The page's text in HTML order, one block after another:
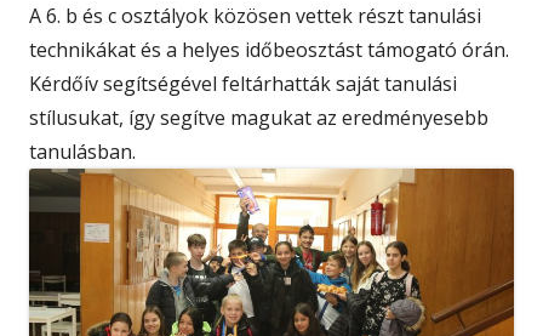
A 6. b és c osztályok közösen vettek részt tanulási
technikákat és a helyes időbeosztást támogató órán.
Kérdőív segítségével feltárhatták saját tanulási
stílusukat, így segítve magukat az eredményesebb
tanulásban.